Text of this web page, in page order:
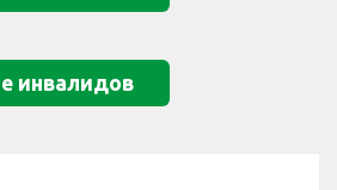
инвалидов